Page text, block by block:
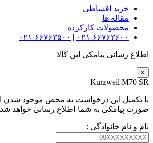
خرید اقساطی
مقاله ها
محصولات کارکرده
۰۲۱-۶۶۷۶۳۶۰۰ | ۰۲۱-۶۶۷۶۳۵۰۰
اطلاع رسانی پیامکی این کالا
×
Kurzweil M70 SR
با تکمیل این درخواست به محض موجود شدن
صورت پیامکی به شما اطلاع رسانی خواهد
نام و نام خانوادگی :